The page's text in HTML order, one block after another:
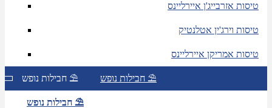
טיסות אזרבייג'ן איירליינס
טיסות וירג'ין אטלנטיק
טיסות אמריקן איירליינס
חבילות נופש ⛱ חבילות נופש ⛱
חבילות נופש ⛱